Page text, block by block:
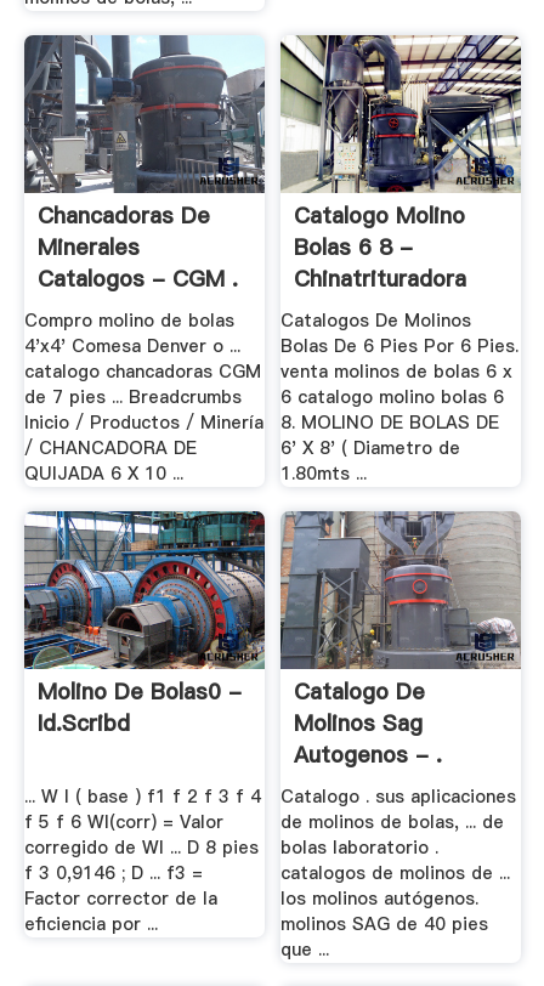
Chancadoras De
Minerales
Catalogos - CGM .
Compro molino de bolas
4'x4' Comesa Denver o ...
catalogo chancadoras CGM
de 7 pies ... Breadcrumbs
Inicio / Productos / Minería
/ CHANCADORA DE
QUIJADA 6 X 10 ...
Catalogo Molino
Bolas 6 8 -
Chinatrituradora
Catalogos De Molinos
Bolas De 6 Pies Por 6 Pies.
venta molinos de bolas 6 x
6 catalogo molino bolas 6
8. MOLINO DE BOLAS DE
6' X 8' ( Diametro de
1.80mts ...
Molino De Bolas0 -
Id.scribd
... W I ( base ) f1 f 2 f 3 f 4
f 5 f 6 WI(corr) = Valor
corregido de WI ... D 8 pies
f 3 0,9146 ; D ... f3 =
Factor corrector de la
eficiencia por ...
Catalogo De
Molinos Sag
Autogenos - .
Catalogo . sus aplicaciones
de molinos de bolas, ... de
bolas laboratorio .
catalogos de molinos de ...
los molinos autógenos.
molinos SAG de 40 pies
que ...